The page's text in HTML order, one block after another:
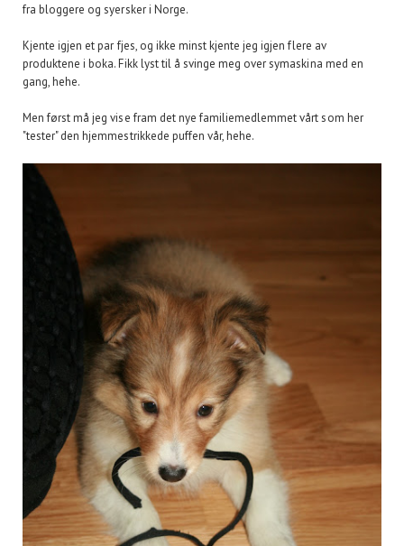
fra bloggere og syersker i Norge.
Kjente igjen et par fjes, og ikke minst kjente jeg igjen flere av
produktene i boka. Fikk lyst til å svinge meg over symaskina med en
gang, hehe.
Men først må jeg vise fram det nye familiemedlemmet vårt som her
"tester" den hjemmestrikkede puffen vår, hehe.